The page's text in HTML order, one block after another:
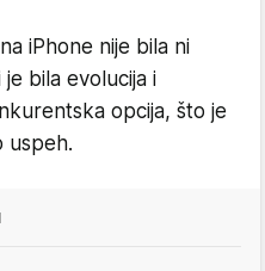
iPhone nije bila ni
je bila evolucija i
opcija, što je
uspeh.